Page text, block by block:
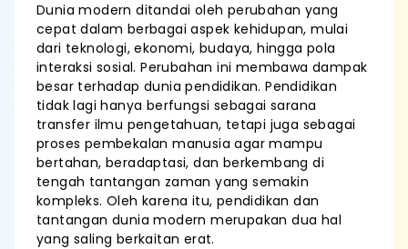
Dunia modern ditandai oleh perubahan yang
cepat dalam berbagai aspek kehidupan, mulai
dari teknologi, ekonomi, budaya, hingga pola
interaksi sosial. Perubahan ini membawa dampak
besar terhadap dunia pendidikan. Pendidikan
tidak lagi hanya berfungsi sebagai sarana
transfer ilmu pengetahuan, tetapi juga sebagai
proses pembekalan manusia agar mampu
bertahan, beradaptasi, dan berkembang di
tengah tantangan zaman yang semakin
kompleks. Oleh karena itu, pendidikan dan
tantangan dunia modern merupakan dua hal
yang saling berkaitan erat.